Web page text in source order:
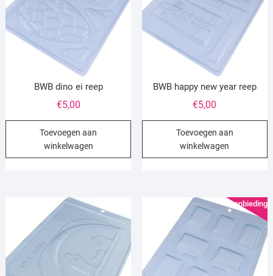
BWB dino ei reep
€5,00
Toevoegen aan
winkelwagen
BWB happy new year reep
€5,00
Toevoegen aan
winkelwagen
Aanbieding!